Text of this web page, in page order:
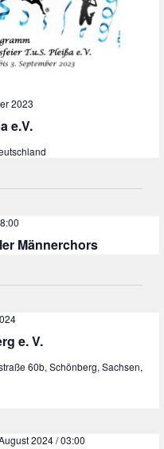
e.V.
2023
Männerchors
e. V.
60b, Schönberg, Sachsen,
2024 / 03:00